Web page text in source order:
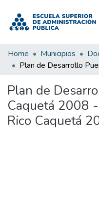
Home Municipios
Plan de
Caquetá 2008
Rico Caquetá